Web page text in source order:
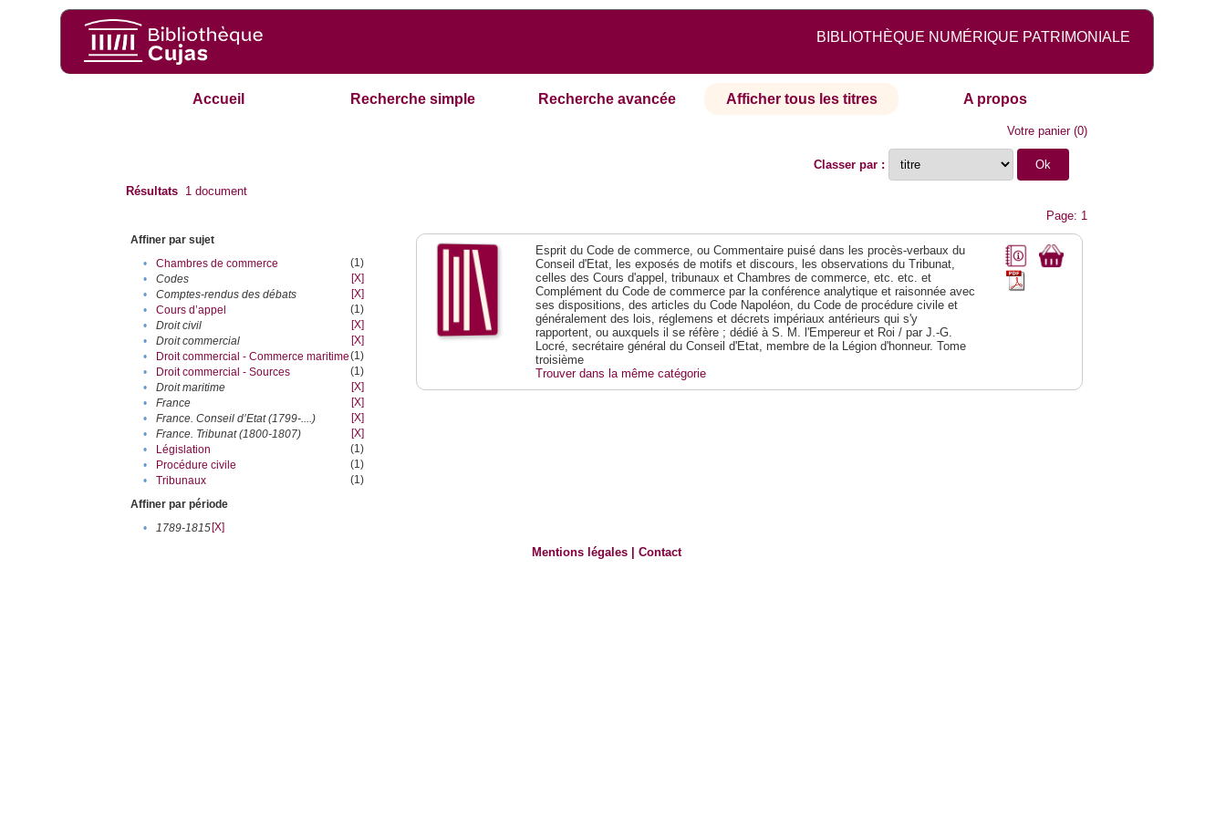
BIBLIOTHÈQUE NUMÉRIQUE PATRIMONIALE
Accueil Recherche simple Recherche avancée Afficher tous les titres A propos
Votre panier(0)
Classer par :
Résultats 1 document
Page: 1
Affiner par sujet
•
Chambres de commerce
(1)
•
Codes
[X]
•
Comptes-rendus des débats
[X]
•
Cours d’appel
(1)
•
Droit civil
[X]
•
Droit commercial
[X]
•
Droit commercial - Commerce maritime(1)
•
Droit commercial - Sources
(1)
•
Droit maritime
[X]
•
France
[X]
•
France. Conseil d’Etat (1799-....)
[X]
•
France. Tribunat (1800-1807)
[X]
•
Législation
(1)
•
Procédure civile
(1)
•
Tribunaux
(1)
Affiner par période
•
1789-1815[X]
Esprit du Code de commerce, ou Commentaire puisé dans les procès-verbaux du
Conseil d'Etat, les exposés de motifs et discours, les observations du Tribunat,
celles des Cours d'appel, tribunaux et Chambres de commerce, etc. etc. et
Complément du Code de commerce par la conférence analytique et raisonnée avec
ses dispositions, des articles du Code Napoléon, du Code de procédure civile et
généralement des lois, réglemens et décrets impériaux antérieurs qui s'y
rapportent, ou auxquels il se réfère ; dédié à S. M. l'Empereur et Roi / par J.-G.
Locré, secrétaire général du Conseil d'Etat, membre de la Légion d'honneur. Tome
troisième
Trouver dans la même catégorie
Mentions légales |Contact